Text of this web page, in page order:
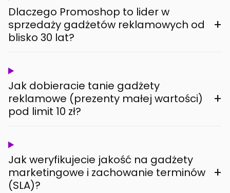
Dlaczego Promoshop to lider w
sprzedaży gadżetów reklamowych od
blisko 30 lat?
+
Jak dobieracie tanie gadżety
reklamowe (prezenty małej wartości)
pod limit 10 zł?
+
Jak weryfikujecie jakość na gadżety
marketingowe i zachowanie terminów
(SLA)?
+